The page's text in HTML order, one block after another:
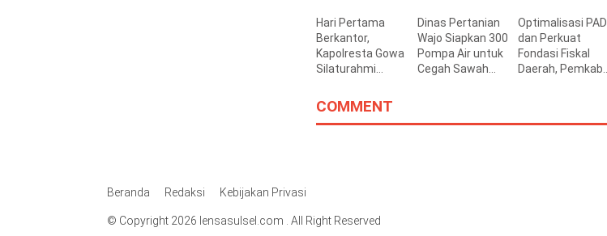
Panggilan
Pemeriksaan
Bupati Gowa
Hari Pertama
Berkantor,
Kapolresta Gowa
Silaturahmi
Bupati
Darmawangsyah
Dinas Pertanian
Wajo Siapkan 300
Pompa Air untuk
Cegah Sawah
Optimalisasi PAD
dan Perkuat
Fondasi Fiskal
Daerah, Pemkab
COMMENT
Beranda Redaksi Kebijakan Privasi
© Copyright 2026 lensasulsel.com . All Right Reserved